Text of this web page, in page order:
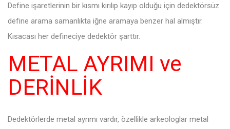
Define işaretlerinin bir kısmı kırılıp kayıp olduğu için dedektörsüz
define arama samanlıkta iğne aramaya benzer hal almıştır.
Kısacası her defineciye dedektör şarttır.
METAL AYRIMI ve
DERİNLİK
Dedektörlerde metal ayrımı vardır, özellikle arkeologlar metal